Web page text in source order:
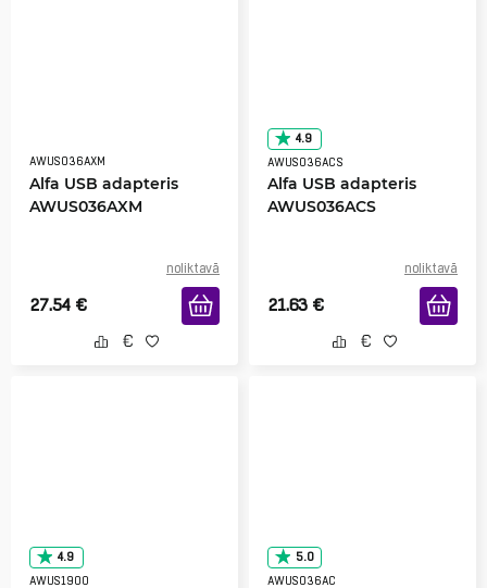
AWUS036AXM
Alfa USB adapteris
AWUS036AXM
noliktavā
27.54 €
4.9
AWUS036ACS
Alfa USB adapteris
AWUS036ACS
noliktavā
21.63 €
4.9
AWUS1900
5.0
AWUS036AC